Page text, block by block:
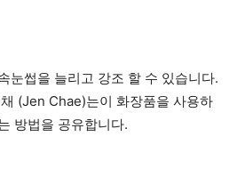
눈썹을 늘리고 강조 할 수 있습니다.
(Jen Chae)는이 화장품을 사용하
방법을 공유합니다.